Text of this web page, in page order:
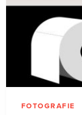
FOTOGRAFIE